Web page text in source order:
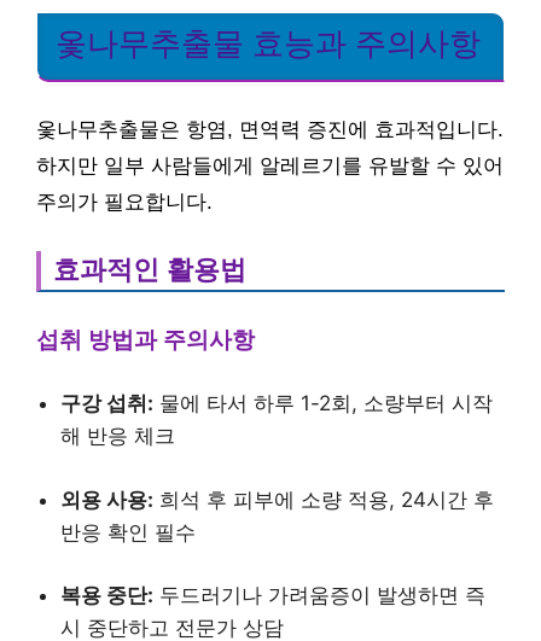
옻나무추출물 효능과 주의사항
옻나무추출물은 항염, 면역력 증진에 효과적입니다.
하지만 일부 사람들에게 알레르기를 유발할 수 있어
주의가 필요합니다.
효과적인 활용법
섭취 방법과 주의사항
구강 섭취: 물에 타서 하루 1-2회, 소량부터 시작
해 반응 체크
외용 사용: 희석 후 피부에 소량 적용, 24시간 후
반응 확인 필수
복용 중단: 두드러기나 가려움증이 발생하면 즉
시 중단하고 전문가 상담